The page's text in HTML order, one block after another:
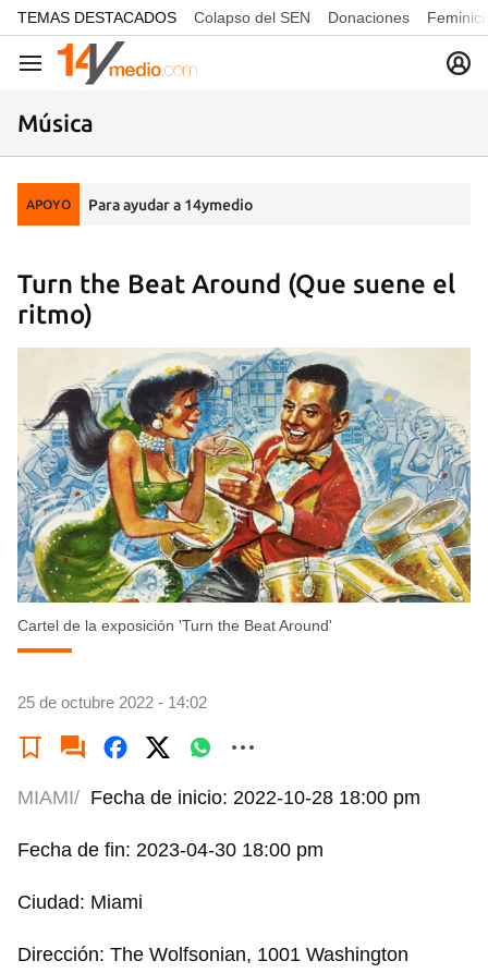
common.go-to-content
TEMAS DESTACADOS Colapso del SEN Donaciones
Navegación
Música
APOYO Para ayudar a 14ymedio
Turn the Beat Around (Que suene el
ritmo)
Cartel de la exposición 'Turn the Beat Around'
25 de octubre 2022 - 14:02
MIAMI/ Fecha de inicio: 2022-10-28 18:00 pm
Fecha de fin: 2023-04-30 18:00 pm
Ciudad: Miami
Dirección: The Wolfsonian, 1001 Washington